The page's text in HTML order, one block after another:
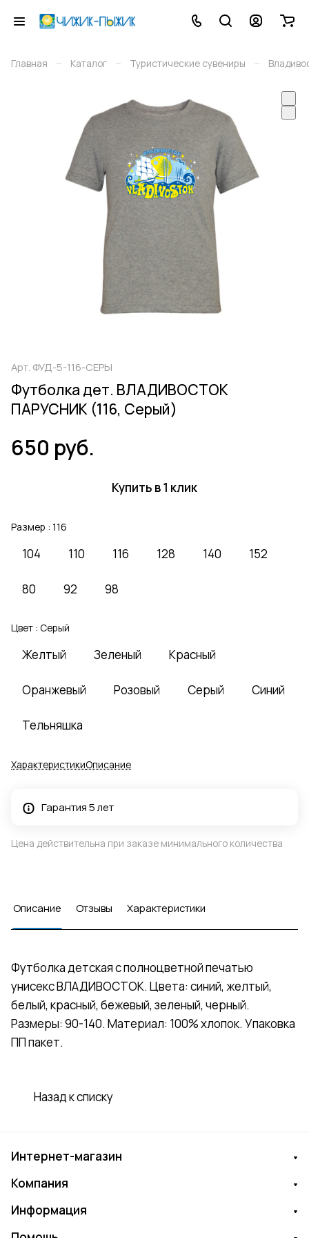
Главная – Каталог – Туристические сувениры –
Арт. ФУД-5-116-СЕРЫ
Футболка дет. ВЛАДИВОСТОК
ПАРУСНИК (116, Серый)
650 руб.
Купить в 1 клик
Размер : 116
104 110 116 128 140 152
80 92 98
Цвет : Серый
Желтый Зеленый Красный
Оранжевый Розовый Серый Синий
Тельняшка
ХарактеристикиОписание
Гарантия 5 лет
Цена действительна при заказе минимального количества
Описание Отзывы Характеристики
Футболка детская с полноцветной печатью
унисекс ВЛАДИВОСТОК. Цвета: синий, желтый,
белый, красный, бежевый, зеленый, черный.
Размеры: 90-140. Материал: 100% хлопок. Упаковка
ПП пакет.
Назад к списку
Интернет-магазин
Компания
Информация